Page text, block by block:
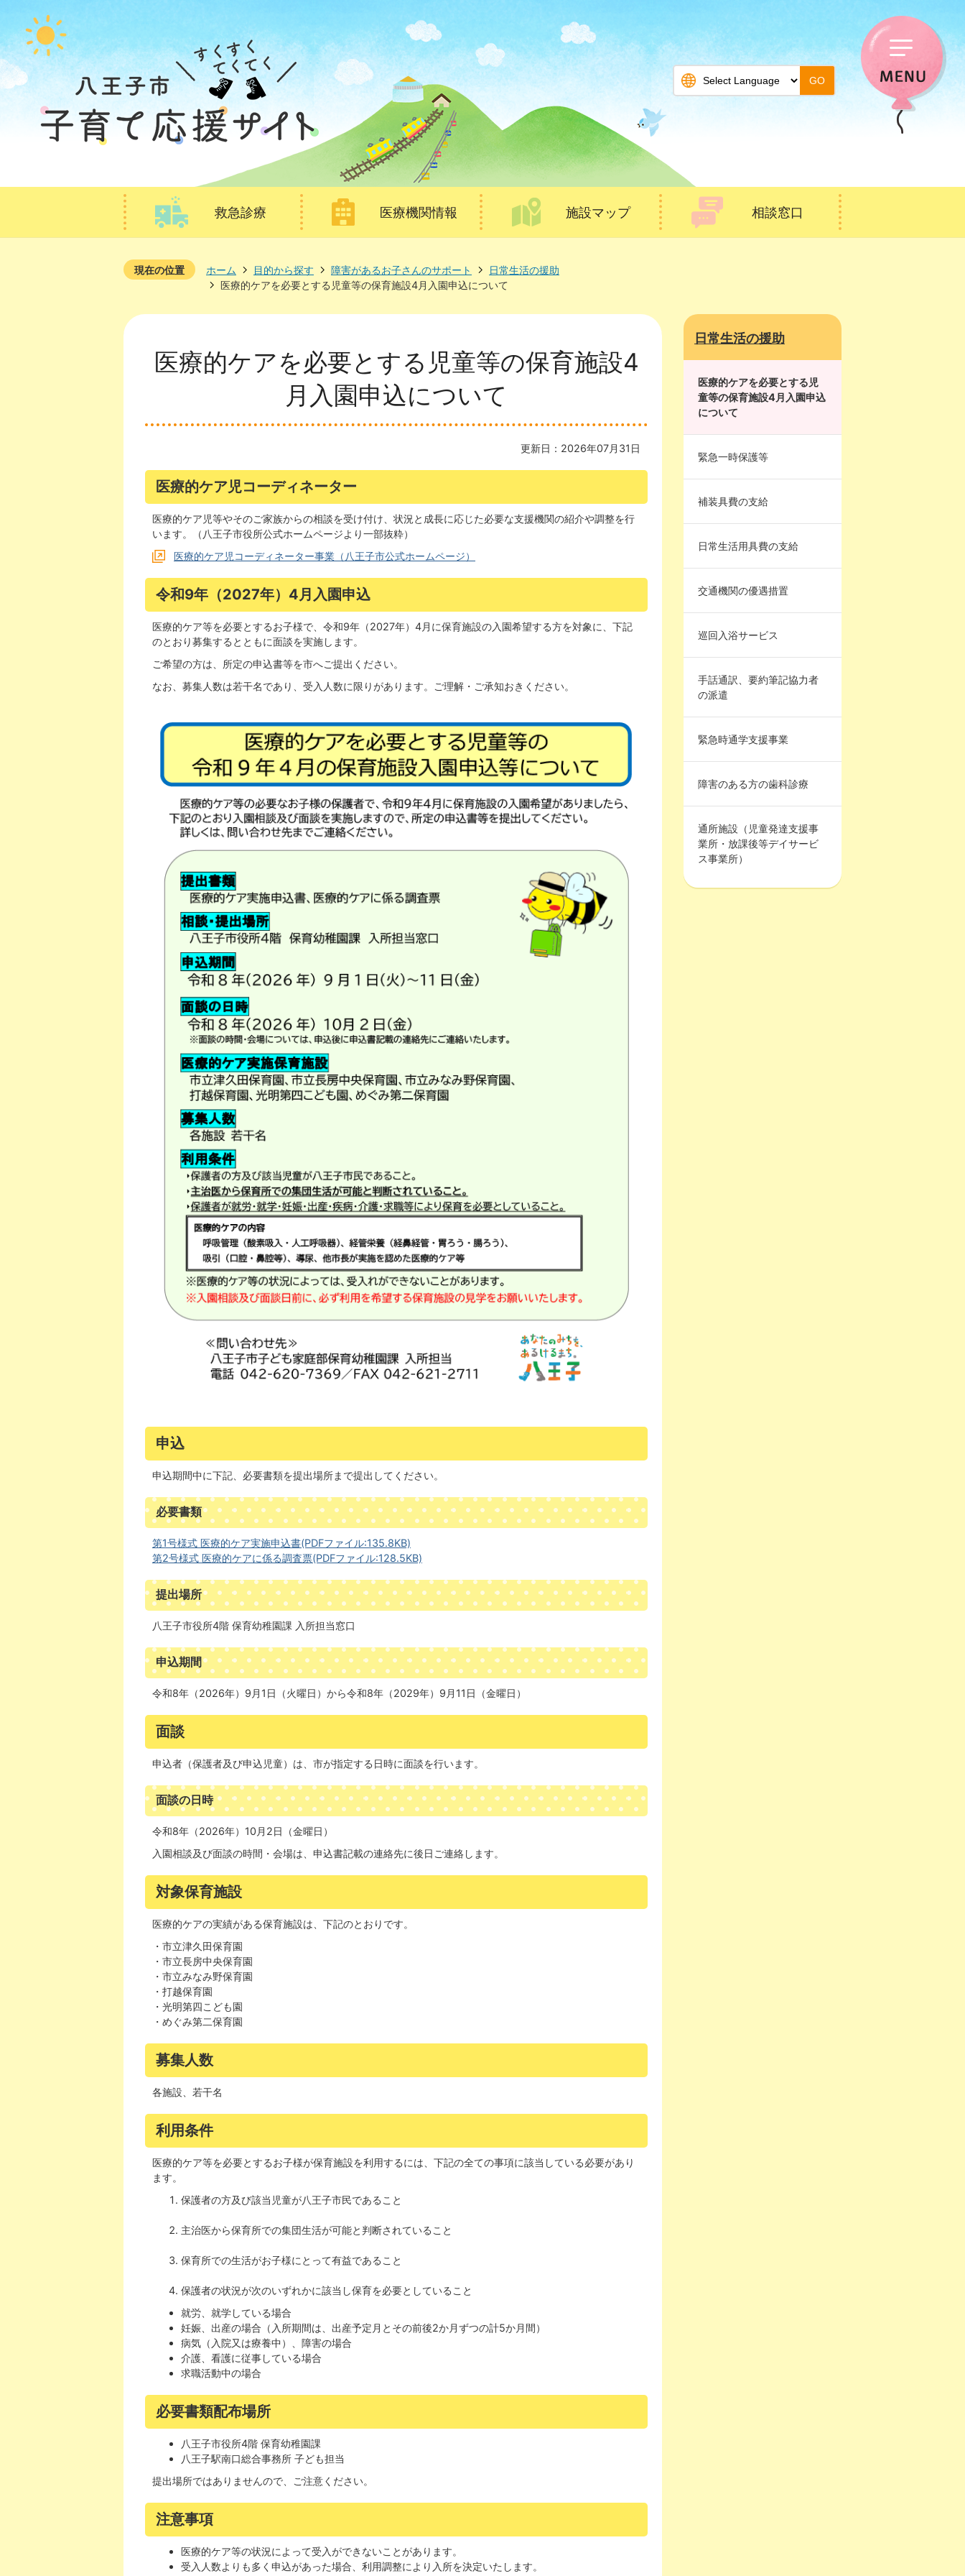
GO
救急診療 医療機関情報 施設マップ 相談窓口
現在の位置 ホーム 目的から探す 障害があるお子さんのサポート
日常生活の援助
医療的ケアを必要とする児童等の保育施設4月入園申込について
医療的ケアを必要とする児童等の保育施設4
月入園申込について
更新日：2026年07月31日
医療的ケア児コーディネーター
医療的ケア児等やそのご家族からの相談を受け付け、状況と成長に応じた必要な支援機関の紹介や調整を行
います。（八王子市役所公式ホームページより一部抜粋）
医療的ケア児コーディネーター事業（八王子市公式ホームページ）
令和9年（2027年）4月入園申込
医療的ケア等を必要とするお子様で、令和9年（2027年）4月に保育施設の入園希望する方を対象に、下記
のとおり募集するとともに面談を実施します。
ご希望の方は、所定の申込書等を市へご提出ください。
なお、募集人数は若干名であり、受入人数に限りがあります。ご理解・ご承知おきください。
申込
申込期間中に下記、必要書類を提出場所まで提出してください。
必要書類
第1号様式 医療的ケア実施申込書(PDFファイル:135.8KB)
第2号様式 医療的ケアに係る調査票(PDFファイル:128.5KB)
提出場所
八王子市役所4階 保育幼稚園課 入所担当窓口
申込期間
令和8年（2026年）9月1日（火曜日）から令和8年（2029年）9月11日（金曜日）
面談
申込者（保護者及び申込児童）は、市が指定する日時に面談を行います。
面談の日時
令和8年（2026年）10月2日（金曜日）
入園相談及び面談の時間・会場は、申込書記載の連絡先に後日ご連絡します。
対象保育施設
医療的ケアの実績がある保育施設は、下記のとおりです。
・市立津久田保育園
・市立長房中央保育園
・市立みなみ野保育園
・打越保育園
・光明第四こども園
・めぐみ第二保育園
募集人数
各施設、若干名
利用条件
医療的ケア等を必要とするお子様が保育施設を利用するには、下記の全ての事項に該当している必要があり
ます。
保護者の方及び該当児童が八王子市民であること
主治医から保育所での集団生活が可能と判断されていること
保育所での生活がお子様にとって有益であること
保護者の状況が次のいずれかに該当し保育を必要としていること
就労、就学している場合
妊娠、出産の場合（入所期間は、出産予定月とその前後2か月ずつの計5か月間）
病気（入院又は療養中）、障害の場合
介護、看護に従事している場合
求職活動中の場合
必要書類配布場所
八王子市役所4階 保育幼稚園課
八王子駅南口総合事務所 子ども担当
提出場所ではありませんので、ご注意ください。
注意事項
医療的ケア等の状況によって受入ができないことがあります。
受入人数よりも多く申込があった場合、利用調整により入所を決定いたします。
日常生活の援助
医療的ケアを必要とする児
童等の保育施設4月入園申込
について
緊急一時保護等
補装具費の支給
日常生活用具費の支給
交通機関の優遇措置
巡回入浴サービス
手話通訳、要約筆記協力者
の派遣
緊急時通学支援事業
障害のある方の歯科診療
通所施設（児童発達支援事
業所・放課後等デイサービ
ス事業所）